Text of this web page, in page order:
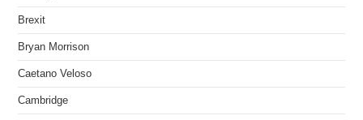
Brexit
Bryan Morrison
Caetano Veloso
Cambridge